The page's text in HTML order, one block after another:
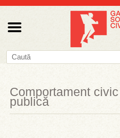
Comportament
publică